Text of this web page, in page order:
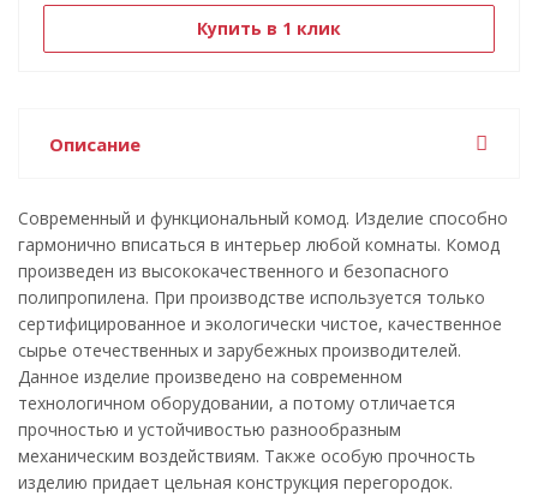
Купить в 1 клик
Описание
Современный и функциональный комод. Изделие способно
гармонично вписаться в интерьер любой комнаты. Комод
произведен из высококачественного и безопасного
полипропилена. При производстве используется только
сертифицированное и экологически чистое, качественное
сырье отечественных и зарубежных производителей.
Данное изделие произведено на современном
технологичном оборудовании, а потому отличается
прочностью и устойчивостью разнообразным
механическим воздействиям. Также особую прочность
изделию придает цельная конструкция перегородок.